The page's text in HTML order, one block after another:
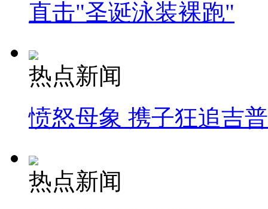
直击"圣诞泳装裸跑"
热点新闻
愤怒母象 携子狂追吉
热点新闻